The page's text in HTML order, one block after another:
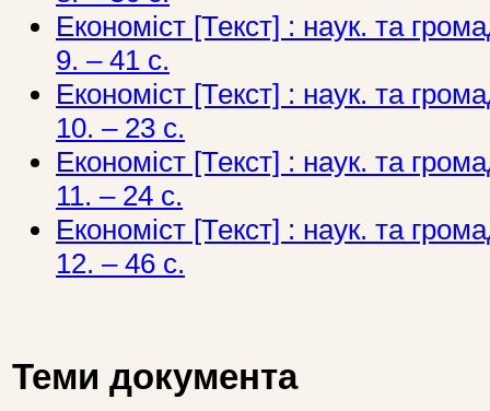
Економіст [Текст] : наук. та
9. – 41 с.
Економіст [Текст] : наук. та
10. – 23 с.
Економіст [Текст] : наук. та
11. – 24 с.
Економіст [Текст] : наук. та
12. – 46 с.
Теми документа